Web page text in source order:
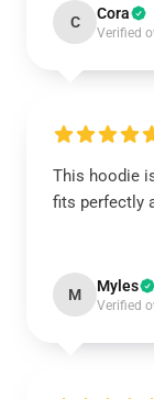
C Cora
Verified
This hoodie
fits perfectly
M Myles
Verified